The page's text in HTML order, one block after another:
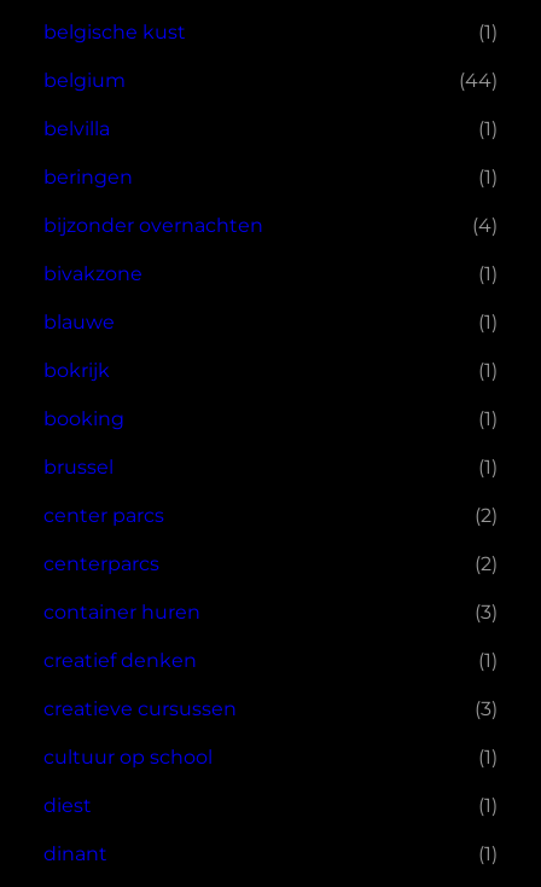
belgische kust (1)
belgium (44)
belvilla (1)
beringen (1)
bijzonder overnachten (4)
bivakzone (1)
blauwe (1)
bokrijk (1)
booking (1)
brussel (1)
center parcs (2)
centerparcs (2)
container huren (3)
creatief denken (1)
creatieve cursussen (3)
cultuur op school (1)
diest (1)
dinant (1)